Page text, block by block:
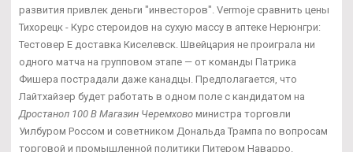
развития привлек деньги "инвесторов". Vermoje сравнить цены
Тихорецк - Курс стероидов на сухую массу в аптеке Нерюнгри:
Тестовер Е доставка Киселевск. Швейцария не проиграла ни
одного матча на групповом этапе — от команды Патрика
Фишера пострадали даже канадцы. Предполагается, что
Лайтхайзер будет работать в одном поле с кандидатом на
Дростанол 100 В Магазин Черемхово министра торговли
Уилбуром Россом и советником Дональда Трампа по вопросам
торговой и промышленной политики Питером Наварро.